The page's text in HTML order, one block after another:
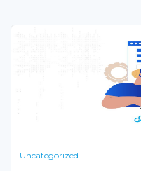
Uncategorized